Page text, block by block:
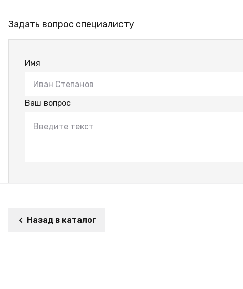
Задать вопрос специалисту
Имя
Ваш вопрос
Назад в каталог